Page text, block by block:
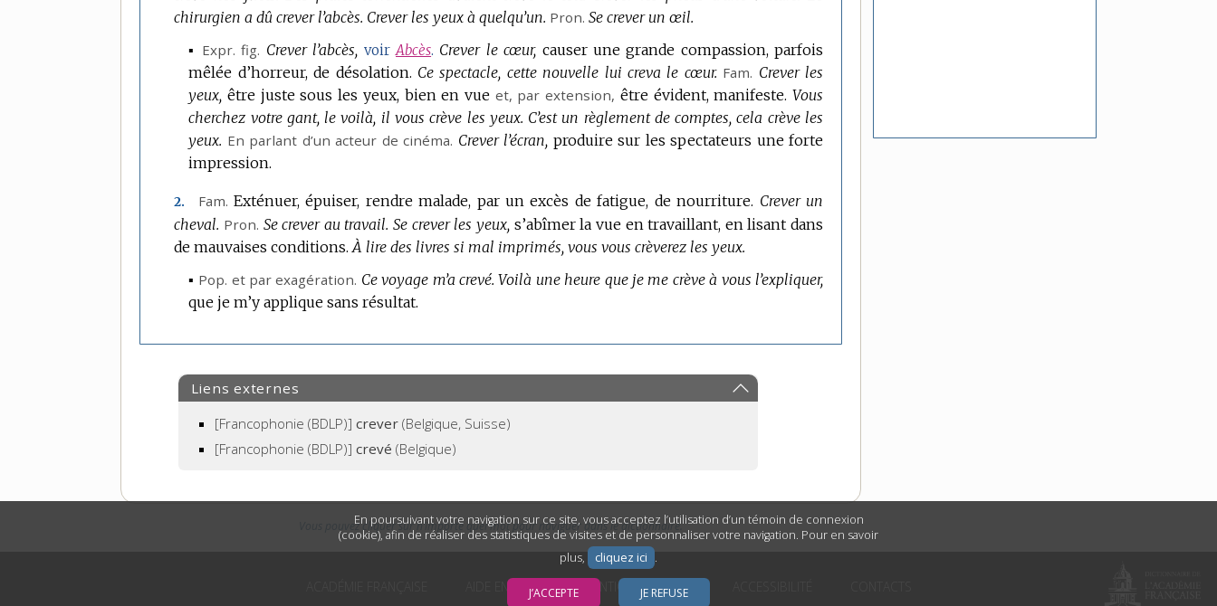
En poursuivant votre navigation sur ce site, vous acceptez l’utilisation d’un témoin de connexion
(cookie), afin de réaliser des statistiques de visites et de personnaliser votre navigation. Pour en savoir
plus,
cliquez ici .
J’ACCEPTE JE REFUSE
chirurgien a dû crever l’abcès. Crever les yeux à quelqu’un. Pron. Se crever un œil.
▪ Expr. fig. Crever l’abcès, voirAbcès. Crever le cœur, causer une grande compassion, parfois
mêlée d’horreur, de désolation. Ce spectacle, cette nouvelle lui creva le cœur. Fam. Crever les
yeux, être juste sous les yeux, bien en vue et, par extension, être évident, manifeste. Vous
cherchez votre gant, le voilà, il vous crève les yeux. C’est un règlement de comptes, cela crève les
yeux. En parlant d’un acteur de cinéma. Crever l’écran, produire sur les spectateurs une forte
impression.
2. Fam. Exténuer, épuiser, rendre malade, par un excès de fatigue, de nourriture. Crever un
cheval. Pron. Se crever au travail. Se crever les yeux, s’abîmer la vue en travaillant, en lisant dans
de mauvaises conditions. À lire des livres si mal imprimés, vous vous crèverez les yeux.
▪ Pop. et par exagération. Ce voyage m’a crevé. Voilà une heure que je me crève à vous l’expliquer,
que je m’y applique sans résultat.
Liens externes
[Francophonie (BDLP)] crever (Belgique, Suisse)
[Francophonie (BDLP)] crevé (Belgique)
Vous pouvez cliquer sur n’importe quel mot pour naviguer dans le dictionnaire.
AIDE EN LIGNE MENTIONS LÉGALES